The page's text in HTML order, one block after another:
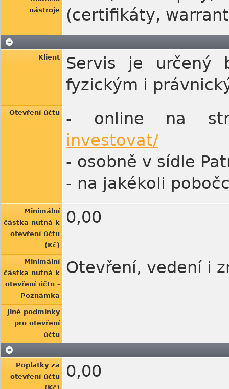
nástroje
(certifikáty,
Klient
Servis je určený
fyzickým i
Otevření účtu
- online na
investovat/
- osobně v sídle
- na jakékoli
Minimální
částka nutná k
otevření účtu
(Kč)
0,00
Minimální
částka nutná k
otevření účtu -
Poznámka
Otevření, vedení i
Jiné podmínky
pro otevření
účtu
Poplatky za
otevření účtu
0,00